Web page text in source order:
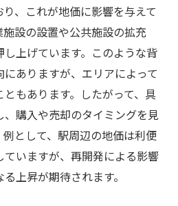
生活環境を理解する
見据えた不動産選び
情報収集の重要性
動向を把握し買替を成功に
場データを活用する
態と住宅市場の関係
産価格に与える影響
、これが地価に影響を与えて
設の設置や公共施設の拡充
上げています。このような背
ありますが、エリアによって
もあります。したがって、具
購入や売却のタイミングを見
として、駅周辺の地価は利便
いますが、再開発による影響
上昇が期待されます。